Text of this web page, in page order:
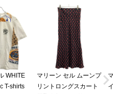
WHITE
T-shirts
マリーン セル ムーンプ
リントロングスカート
